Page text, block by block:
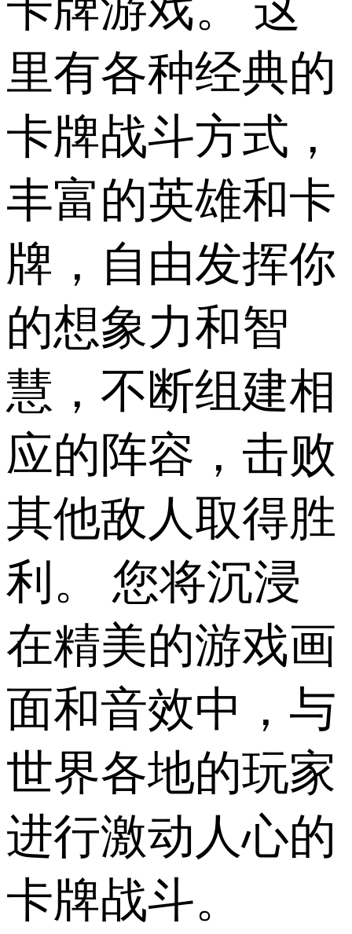
里有各种经典的
卡牌战斗方式，
丰富的英雄和卡
牌，自由发挥你
的想象力和智
慧，不断组建相
应的阵容，击败
其他敌人取得胜
利。 您将沉浸
在精美的游戏画
面和音效中，与
世界各地的玩家
进行激动人心的
卡牌战斗。